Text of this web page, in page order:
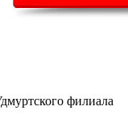
филиала